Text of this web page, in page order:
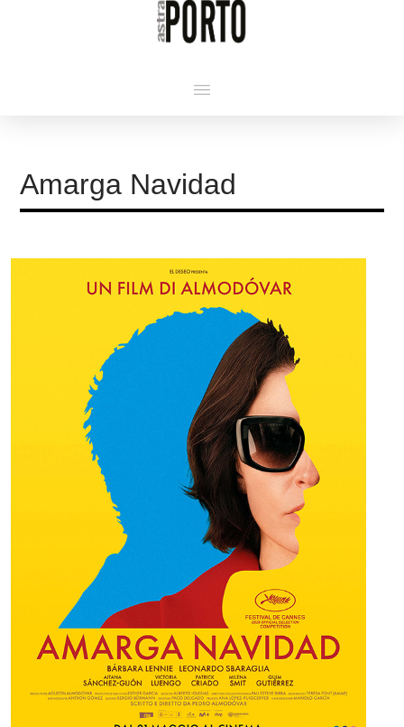
Amarga Navidad